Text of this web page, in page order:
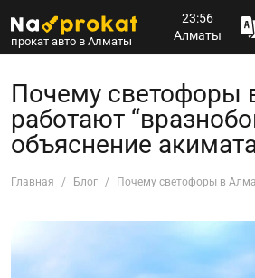
прокат авто в Алматы
23:56
Алматы
Почему светофоры
работают
объяснение
Главная Блог Почему светофоры в